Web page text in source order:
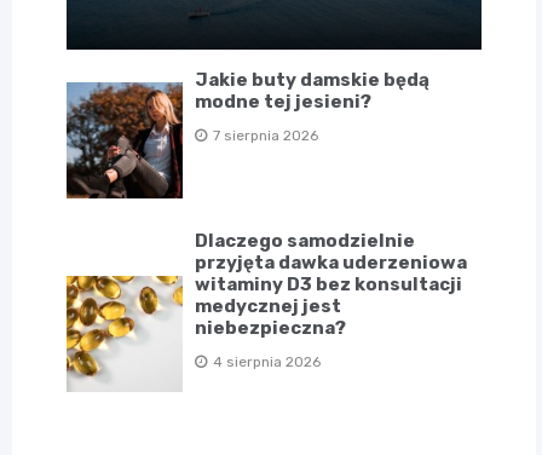
Jakie buty damskie będą
modne tej jesieni?
7 sierpnia 2026
Dlaczego samodzielnie
przyjęta dawka uderzeniowa
witaminy D3 bez konsultacji
medycznej jest
niebezpieczna?
4 sierpnia 2026